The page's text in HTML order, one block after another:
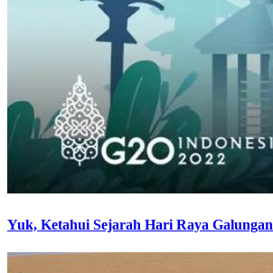
Yuk, Ketahui Sejarah Hari Raya Galungan